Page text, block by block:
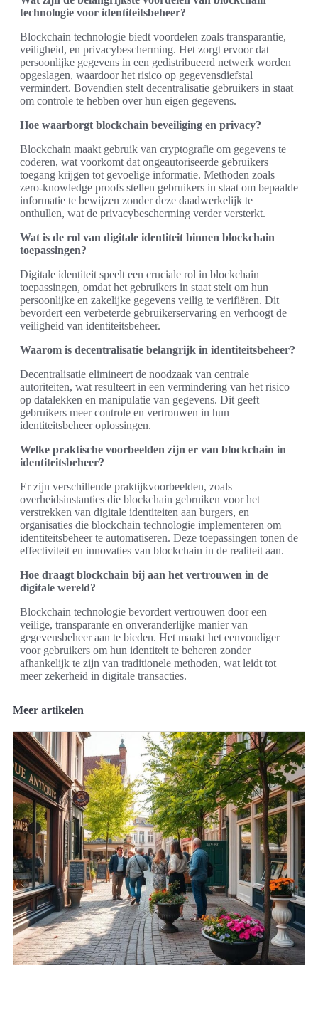
technologie voor identiteitsbeheer?
Blockchain technologie biedt voordelen zoals transparantie,
veiligheid, en privacybescherming. Het zorgt ervoor dat
persoonlijke gegevens in een gedistribueerd netwerk worden
opgeslagen, waardoor het risico op gegevensdiefstal
vermindert. Bovendien stelt decentralisatie gebruikers in staat
om controle te hebben over hun eigen gegevens.
Hoe waarborgt blockchain beveiliging en privacy?
Blockchain maakt gebruik van cryptografie om gegevens te
coderen, wat voorkomt dat ongeautoriseerde gebruikers
toegang krijgen tot gevoelige informatie. Methoden zoals
zero-knowledge proofs stellen gebruikers in staat om bepaalde
informatie te bewijzen zonder deze daadwerkelijk te
onthullen, wat de privacybescherming verder versterkt.
Wat is de rol van digitale identiteit binnen blockchain
toepassingen?
Digitale identiteit speelt een cruciale rol in blockchain
toepassingen, omdat het gebruikers in staat stelt om hun
persoonlijke en zakelijke gegevens veilig te verifiëren. Dit
bevordert een verbeterde gebruikerservaring en verhoogt de
veiligheid van identiteitsbeheer.
Waarom is decentralisatie belangrijk in identiteitsbeheer?
Decentralisatie elimineert de noodzaak van centrale
autoriteiten, wat resulteert in een vermindering van het risico
op datalekken en manipulatie van gegevens. Dit geeft
gebruikers meer controle en vertrouwen in hun
identiteitsbeheer oplossingen.
Welke praktische voorbeelden zijn er van blockchain in
identiteitsbeheer?
Er zijn verschillende praktijkvoorbeelden, zoals
overheidsinstanties die blockchain gebruiken voor het
verstrekken van digitale identiteiten aan burgers, en
organisaties die blockchain technologie implementeren om
identiteitsbeheer te automatiseren. Deze toepassingen tonen de
effectiviteit en innovaties van blockchain in de realiteit aan.
Hoe draagt blockchain bij aan het vertrouwen in de
digitale wereld?
Blockchain technologie bevordert vertrouwen door een
veilige, transparante en onveranderlijke manier van
gegevensbeheer aan te bieden. Het maakt het eenvoudiger
voor gebruikers om hun identiteit te beheren zonder
afhankelijk te zijn van traditionele methoden, wat leidt tot
meer zekerheid in digitale transacties.
Meer artikelen